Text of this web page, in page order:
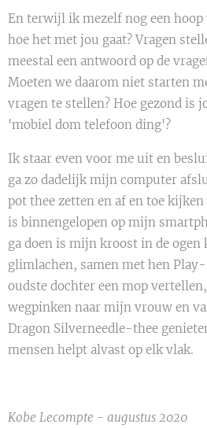
En terwijl ik mezelf nog een
hoe het met jou gaat? Vragen
meestal een antwoord op de
Moeten we daarom niet starten
vragen te stellen? Hoe gezond is
'mobiel dom telefoon ding'?
Ik staar even voor me uit en
ga zo dadelijk mijn computer
pot thee zetten en af en toe
is binnengelopen op mijn
ga doen is mijn kroost in de ogen
glimlachen, samen met hen
oudste dochter een mop
wegpinken naar mijn vrouw en
Dragon Silverneedle-thee
mensen helpt alvast op elk vlak.
Kobe Lecompte - augustus 2020